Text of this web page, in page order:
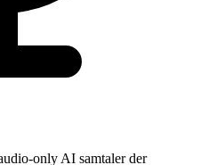
only AI samtaler der